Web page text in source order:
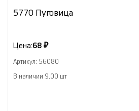
5770 Пуговица
Цена:68 ₽
Артикул: 56080
В наличии 9.00 шт